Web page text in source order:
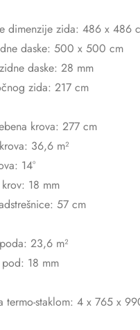
dimenzije zida: 486 x 486
daske: 500 x 500 cm
daske: 28 mm
zida: 217 cm
krova: 277 cm
36,6 m²
14°
18 mm
57 cm
23,6 m²
pod: 18 mm
termo-staklom: 4 x 765 x